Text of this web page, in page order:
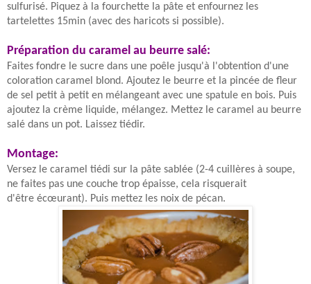
sulfurisé. Piquez à la fourchette la pâte et enfournez les
tartelettes 15min (avec des haricots si possible).
Préparation du caramel au beurre salé:
Faites fondre le sucre dans une poêle jusqu'à l'obtention d'une
coloration caramel blond. Ajoutez le beurre et la pincée de fleur
de sel petit à petit en mélangeant avec une spatule en bois. Puis
ajoutez la crème liquide, mélangez. Mettez le caramel au beurre
salé dans un pot. Laissez tiédir.
Montage:
Versez le caramel tiédi sur la pâte sablée (2-4 cuillères à soupe,
ne faites pas une couche trop épaisse, cela risquerait
d'être écœurant). Puis mettez les noix de pécan.